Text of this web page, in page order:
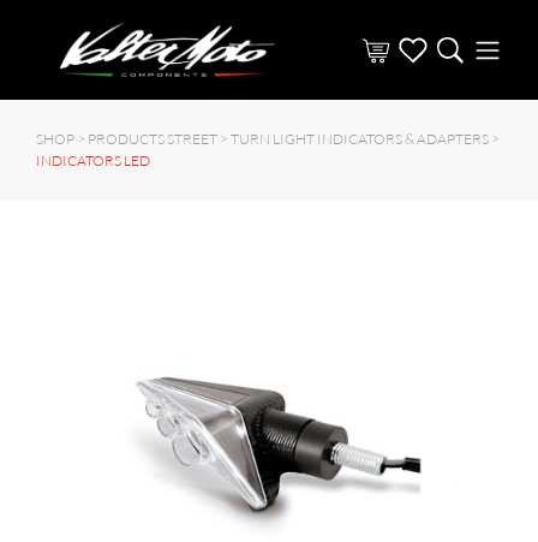
SHOP > PRODUCTS STREET > TURN LIGHT INDICATORS & ADAPTERS >
INDICATORS LED